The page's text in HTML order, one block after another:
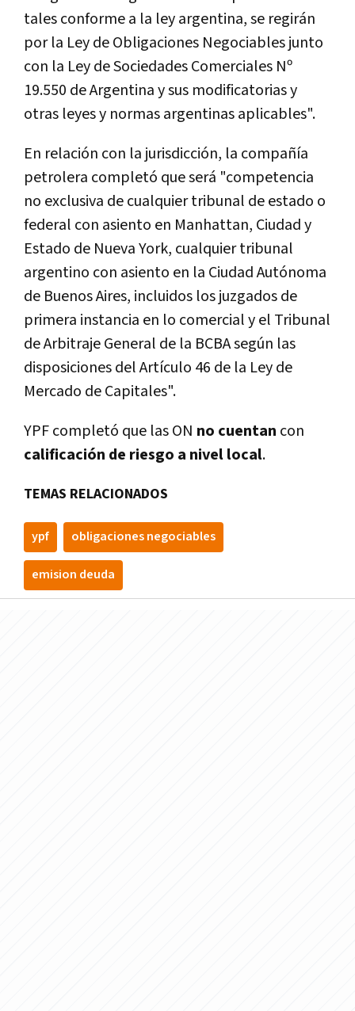
tales conforme a la ley argentina, se regirán
por la Ley de Obligaciones Negociables junto
con la Ley de Sociedades Comerciales Nº
19.550 de Argentina y sus modificatorias y
otras leyes y normas argentinas aplicables".
En relación con la jurisdicción, la compañía
petrolera completó que será "competencia
no exclusiva de cualquier tribunal de estado o
federal con asiento en Manhattan, Ciudad y
Estado de Nueva York, cualquier tribunal
argentino con asiento en la Ciudad Autónoma
de Buenos Aires, incluidos los juzgados de
primera instancia en lo comercial y el Tribunal
de Arbitraje General de la BCBA según las
disposiciones del Artículo 46 de la Ley de
Mercado de Capitales".
YPF completó que las ON no cuentan con
calificación de riesgo a nivel local.
TEMAS RELACIONADOS
ypf obligaciones negociables
emision deuda